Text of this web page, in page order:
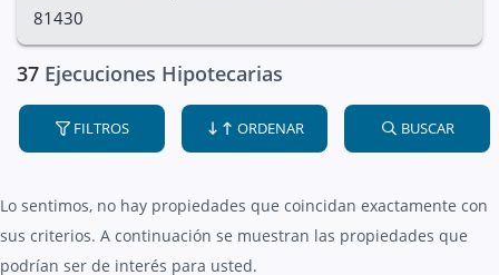
81430
37 Ejecuciones Hipotecarias
FILTROS ORDENAR BUSCAR
Lo sentimos, no hay propiedades que coincidan exactamente con
sus criterios. A continuación se muestran las propiedades que
podrían ser de interés para usted.